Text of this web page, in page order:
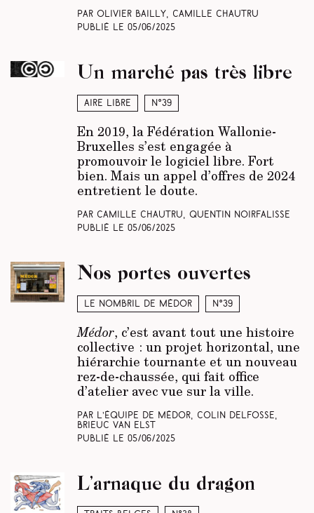
Par Olivier Bailly, Camille Chautru
Publié le 05/06/2025
Aire libre N°39
Un marché pas très libre
En 2019, la Fédération Wallonie-
Bruxelles s’est engagée à
promouvoir le logiciel libre. Fort
bien. Mais un appel d’offres de 2024
entretient le doute.
Par Camille Chautru, Quentin Noirfalisse
Publié le 05/06/2025
Le nombril de Médor N°39
Nos portes ouvertes
Médor, c’est avant tout une histoire
collective : un projet horizontal, une
hiérarchie tournante et un nouveau
rez-de-chaussée, qui fait office
d’atelier avec vue sur la ville.
Par L’équipe de Médor, Colin Delfosse,
Brieuc Van Elst
Publié le 05/06/2025
L’arnaque du dragon